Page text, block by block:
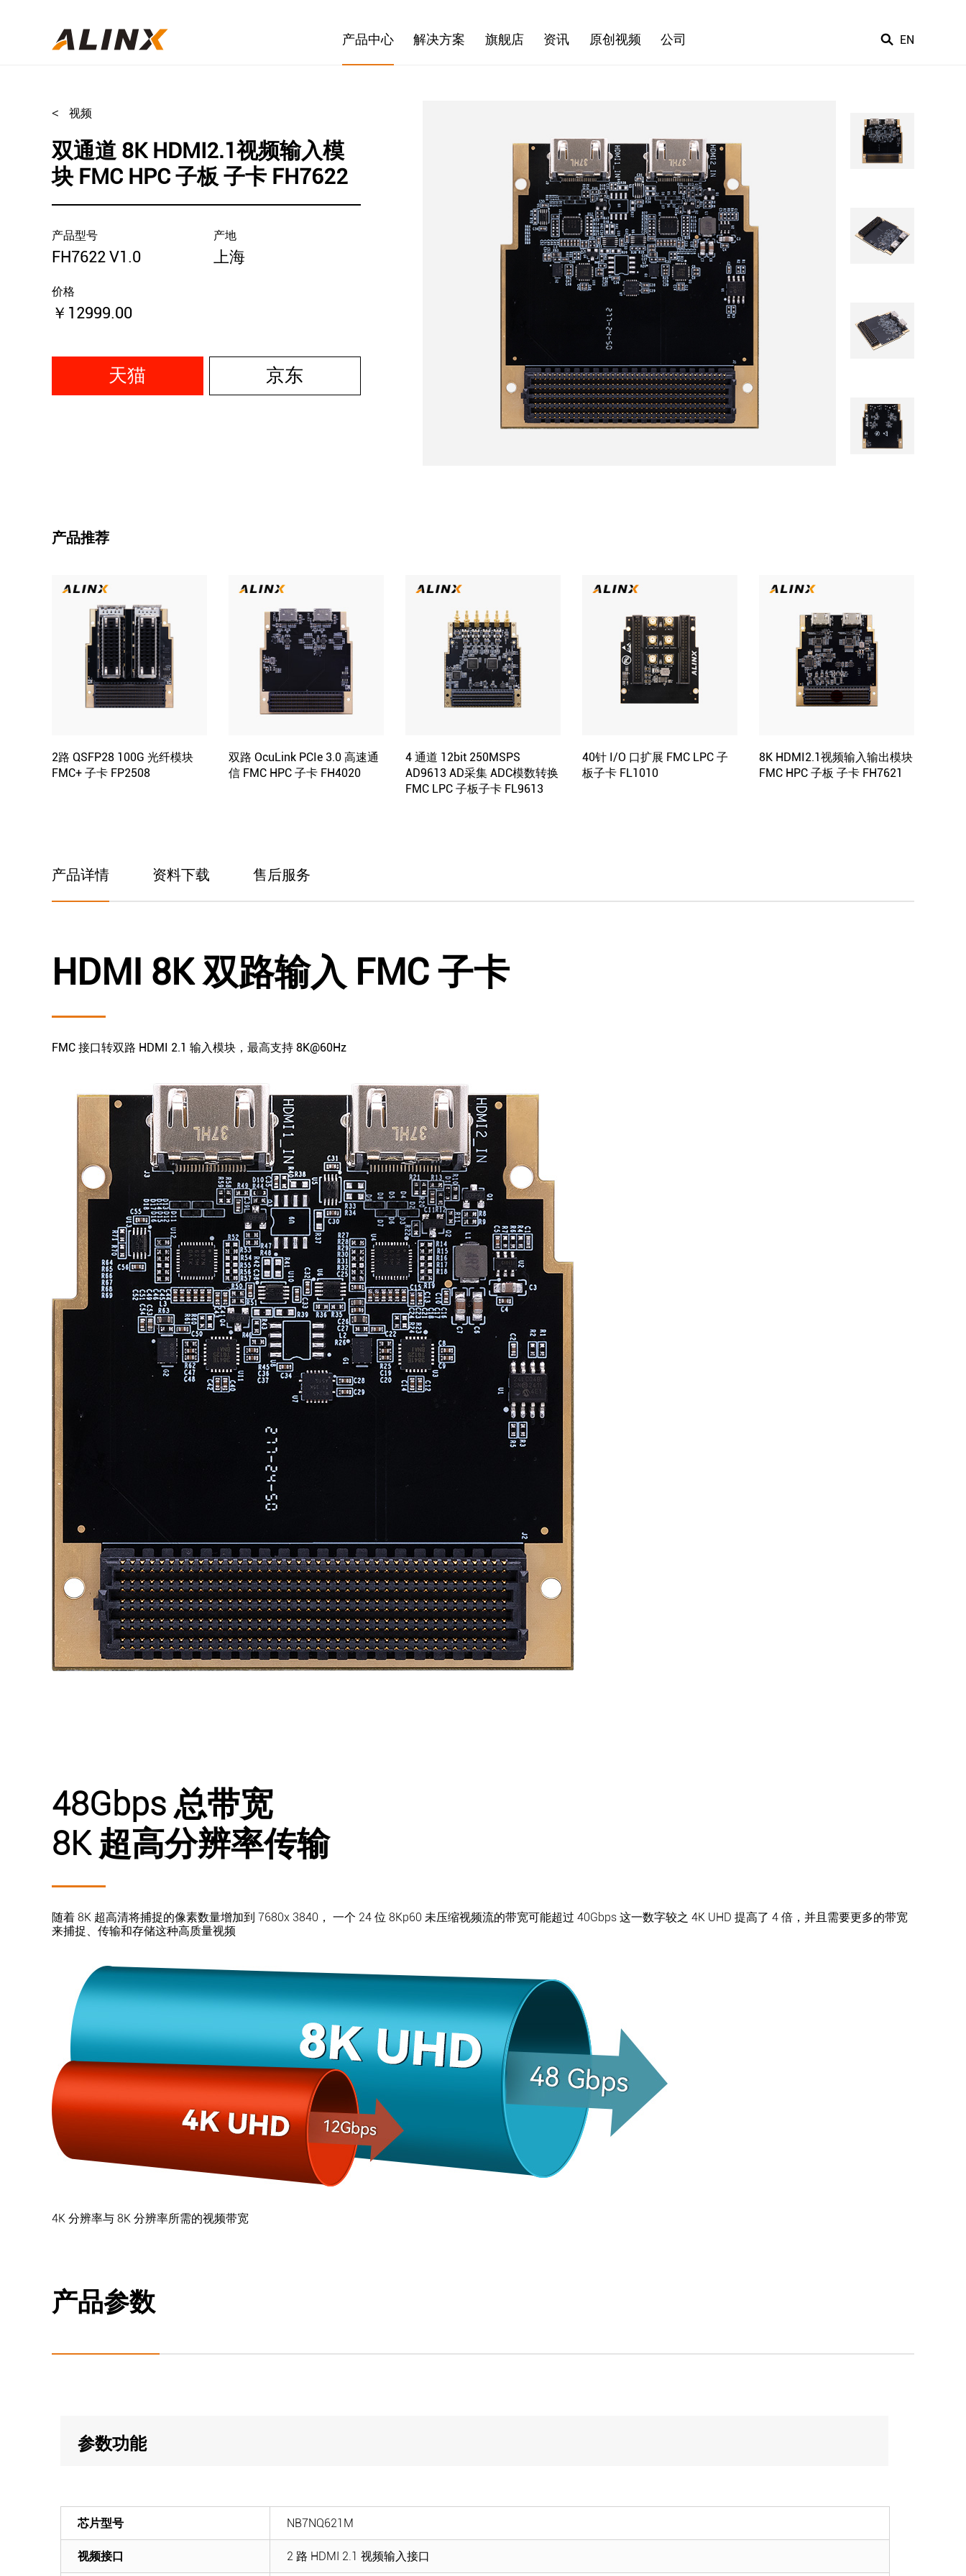
产品中心 解决方案 旗舰店 资讯 原创视频 公司 EN
< 视频
双通道 8K HDMI2.1视频输入模
块 FMC HPC 子板 子卡 FH7622
产品型号
FH7622 V1.0
产地
上海
价格
￥12999.00
天猫 京东
产品推荐
2路 QSFP28 100G 光纤模块
FMC+ 子卡 FP2508
双路 OcuLink PCIe 3.0 高速通
信 FMC HPC 子卡 FH4020
4 通道 12bit 250MSPS
AD9613 AD采集 ADC模数转换
FMC LPC 子板子卡 FL9613
40针 I/O 口扩展 FMC LPC 子
板子卡 FL1010
8K HDMI2.1视频输入输出模块
FMC HPC 子板 子卡 FH7621
产品详情 资料下载 售后服务
HDMI 8K 双路输入 FMC 子卡
FMC 接口转双路 HDMI 2.1 输入模块，最高支持 8K@60Hz
48Gbps 总带宽
8K 超高分辨率传输
随着 8K 超高清将捕捉的像素数量增加到 7680x 3840， 一个 24 位 8Kp60 未压缩视频流的带宽可能超过 40Gbps 这一数字较之 4K UHD 提高了 4 倍，并且需要更多的带宽
来捕捉、传输和存储这种高质量视频
4K 分辨率与 8K 分辨率所需的视频带宽
产品参数
参数功能
芯片型号 NB7NQ621M
视频接口 2 路 HDMI 2.1 视频输入接口